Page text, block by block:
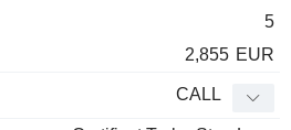
5
2,855 EUR
CALL